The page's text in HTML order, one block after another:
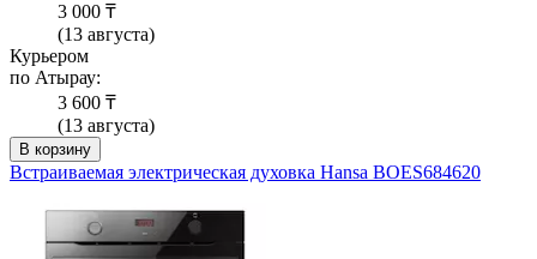
3 000 ₸
(13 августа)
Курьером
по Атырау:
3 600 ₸
(13 августа)
В корзину
Встраиваемая электрическая духовка Hansa BOES684620